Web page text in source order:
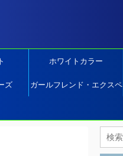
ホワイトカラー
ズ ガールフレンド・エクスペ